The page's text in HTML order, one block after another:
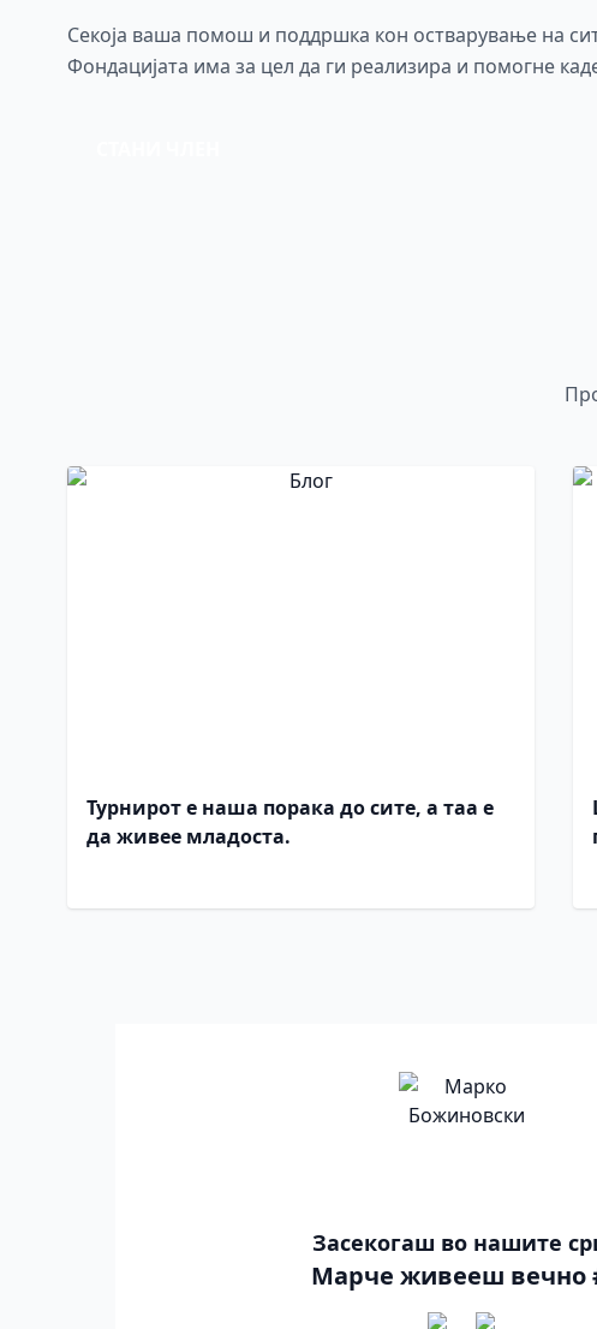
Секоја ваша помош и поддршка кон остварување на
Фондацијата има за цел да ги реализира и помогне
Турнирот е наша порака до сите, а таа е
да живее младоста.
Засекогаш во нашите
Марче живееш вечно